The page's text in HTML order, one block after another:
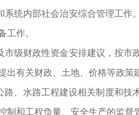
内部社会治安综合管理工作
工作。
财政性资金安排建议，按市
有关财政、土地、价格等政策
水路工程建设相关制度和技
和工程负量、安全生产的监